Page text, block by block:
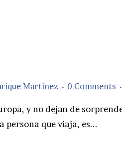
Martinez 0 Comments
y no dejan de
persona que viaja, es...